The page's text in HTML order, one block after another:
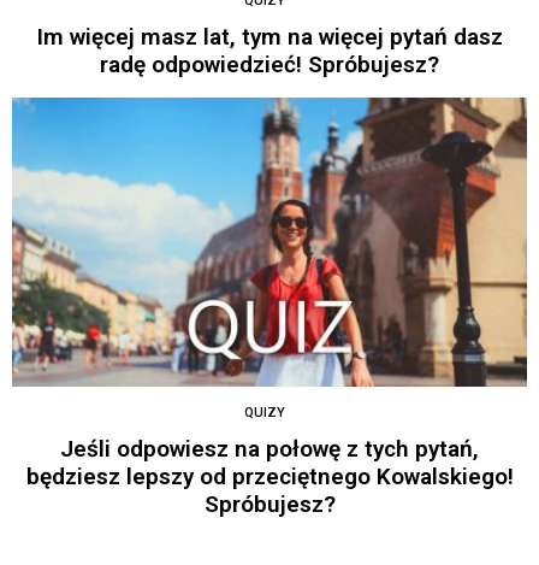
Im więcej masz lat, tym na więcej pytań dasz
radę odpowiedzieć! Spróbujesz?
QUIZY
Jeśli odpowiesz na połowę z tych pytań,
będziesz lepszy od przeciętnego Kowalskiego!
Spróbujesz?